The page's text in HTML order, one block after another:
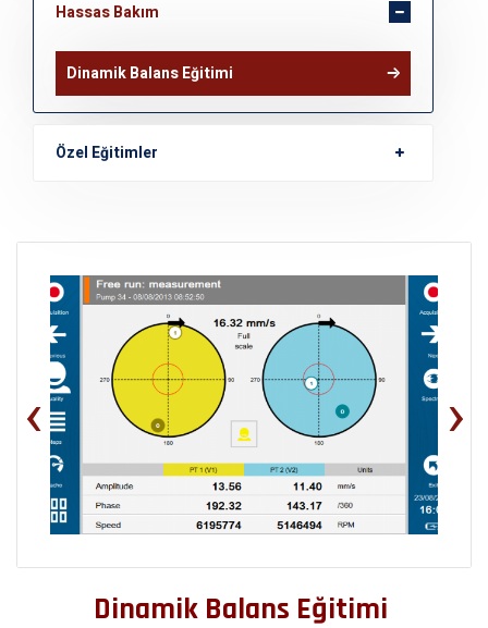
Hassas Bakım
Dinamik Balans Eğitimi
Özel Eğitimler
‹ ›
Dinamik Balans Eğitimi